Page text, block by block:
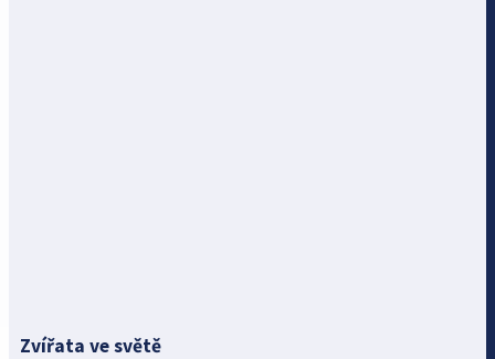
Zvířata ve světě